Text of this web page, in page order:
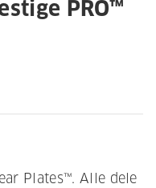
PRO™
Plates™. Alle dele